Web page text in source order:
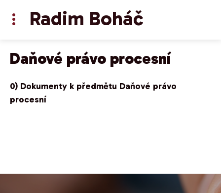
Radim Boháč
Daňové právo procesní
0) Dokumenty k předmětu Daňové právo
procesní